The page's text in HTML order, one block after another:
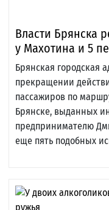
Власти Брянска
у Махотина и 5
Брянская городская
прекращении
пассажиров по
Брянске, выданных
предпринимателю
еще пять подобных